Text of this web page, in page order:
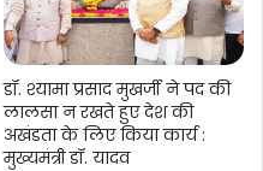
डॉ. श्यामा प्रसाद मुखर्जी ने पद की
लालसा न रखते हुए देश की
अखंडता के लिए किया कार्य :
मुख्यमंत्री डॉ. यादव